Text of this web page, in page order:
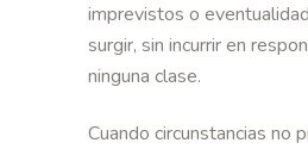
imprevistos o
surgir, sin incurrir en
ninguna clase.
Cuando circunstancias no